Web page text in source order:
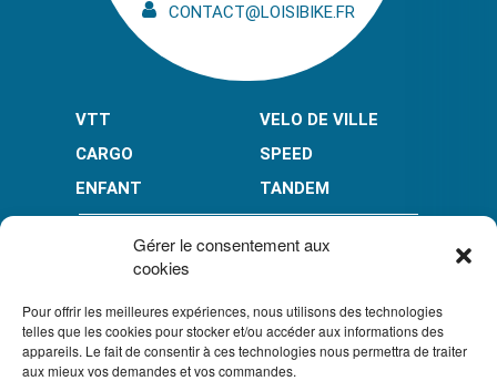
Gérer le consentement aux
cookies
Pour offrir les meilleures expériences, nous utilisons des technologies
telles que les cookies pour stocker et/ou accéder aux informations des
appareils. Le fait de consentir à ces technologies nous permettra de traiter
aux mieux vos demandes et vos commandes.
CONTACT@LOISIBIKE.FR
VTT
VELO DE VILLE
CARGO
SPEED
ENFANT
TANDEM
PAIEMENT EN PLUSIEURS FOIS* :
LIMITÉ À 3000 € POUR LE 10X. LIMITÉ À 6000 € POUR LE 3X ET 4X.
CONDITION GÉNÉRALES DE VENTE